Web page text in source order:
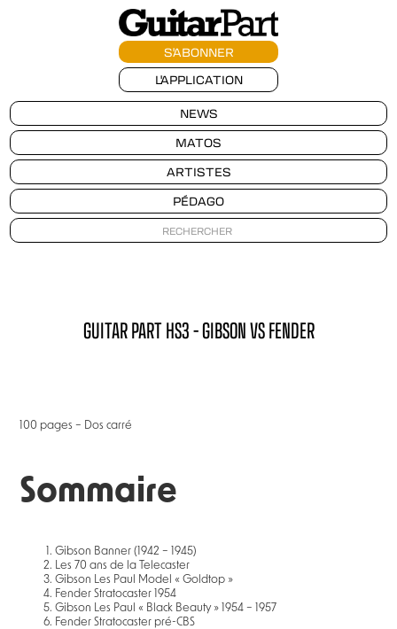
S'ABONNER
L'APPLICATION
NEWS
MATOS
ARTISTES
PÉDAGO
GUITAR PART HS3 – GIBSON VS FENDER
100 pages – Dos carré
Sommaire
Gibson Banner (1942 – 1945)
Les 70 ans de la Telecaster
Gibson Les Paul Model « Goldtop »
Fender Stratocaster 1954
Gibson Les Paul « Black Beauty » 1954 – 1957
Fender Stratocaster pré-CBS